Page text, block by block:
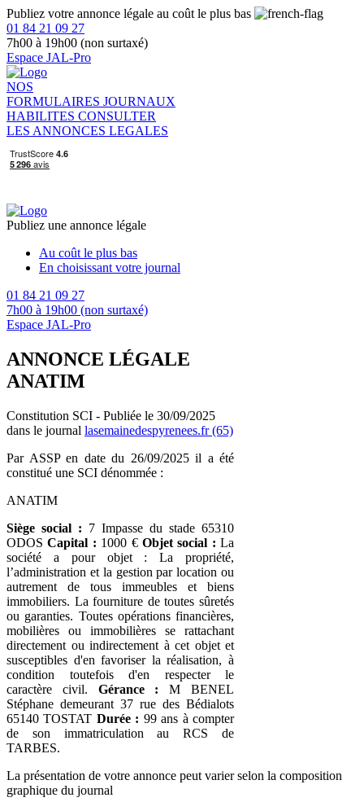
Publiez votre annonce légale au coût le plus bas
01 84 21 09 27
7h00 à 19h00 (non surtaxé)
Espace JAL-Pro
NOS
FORMULAIRES JOURNAUX
HABILITES CONSULTER
LES ANNONCES LEGALES
Publiez une annonce légale
Au coût le plus bas
En choisissant votre journal
01 84 21 09 27
7h00 à 19h00 (non surtaxé)
Espace JAL-Pro
ANNONCE LÉGALE
ANATIM
Constitution SCI - Publiée le 30/09/2025
dans le journal lasemainedespyrenees.fr (65)
Par ASSP en date du 26/09/2025 il a été
constitué une SCI dénommée :
ANATIM
Siège social : 7 Impasse du stade 65310
ODOSCapital : 1000 € Objet social : La
société a pour objet : La propriété,
l’administration et la gestion par location ou
autrement de tous immeubles et biens
immobiliers. La fourniture de toutes sûretés
ou garanties. Toutes opérations financières,
mobilières ou immobilières se rattachant
directement ou indirectement à cet objet et
susceptibles d'en favoriser la réalisation, à
condition toutefois d'en respecter le
caractère civil. Gérance : M BENEL
Stéphane demeurant 37 rue des Bédialots
65140 TOSTAT Durée : 99 ans à compter
de son immatriculation au RCS de
TARBES.
La présentation de votre annonce peut varier selon la composition
graphique du journal